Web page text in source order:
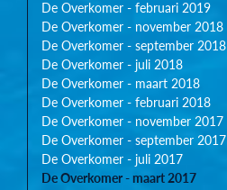
De Overkomer - februari 2019
De Overkomer - november 2018
De Overkomer - september 2018
De Overkomer - juli 2018
De Overkomer - maart 2018
De Overkomer - februari 2018
De Overkomer - november 2017
De Overkomer - september 2017
De Overkomer - juli 2017
De Overkomer - maart 2017